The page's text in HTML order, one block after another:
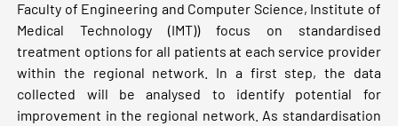
Faculty of Engineering and Computer Science, Institute of
Medical Technology (IMT)) focus on standardised
treatment options for all patients at each service provider
within the regional network. In a first step, the data
collected will be analysed to identify potential for
improvement in the regional network. As standardisation